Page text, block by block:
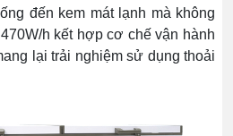
đến kem mát lạnh mà không
h kết hợp cơ chế vận hành
lại trải nghiệm sử dụng thoải